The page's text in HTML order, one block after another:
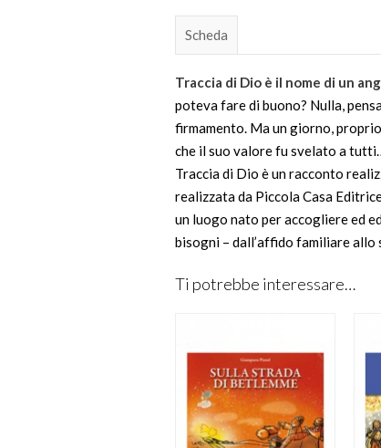
Scheda
Traccia di Dio è il nome di un
poteva fare di buono? Nulla,
firmamento. Ma un giorno,
che il suo valore fu svelato a
Traccia di Dio è un racconto
realizzata da Piccola Casa
un luogo nato per accogliere ed
bisogni – dall’affido familiare
Ti potrebbe interessare…